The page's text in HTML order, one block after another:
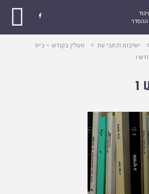
ההסדר

ישיבות וכתבי עת
מעלין בקודש – בית
ו
ו